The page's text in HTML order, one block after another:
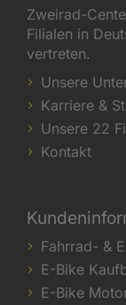
Zweirad-
Filialen in
vertreten.
Unsere
Karriere &
Unsere 22
Kontakt
Fahrrad- &
E-Bike
E-Bike